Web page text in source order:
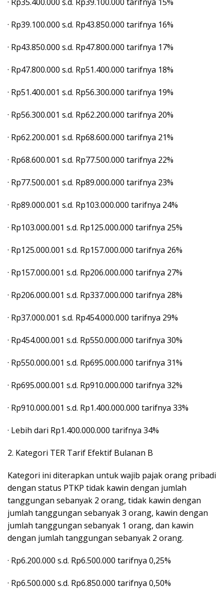
· Rp39.100.000 s.d. Rp43.850.000 tarifnya 16%
· Rp43.850.000 s.d. Rp47.800.000 tarifnya 17%
· Rp47.800.000 s.d. Rp51.400.000 tarifnya 18%
· Rp51.400.001 s.d. Rp56.300.000 tarifnya 19%
· Rp56.300.001 s.d. Rp62.200.000 tarifnya 20%
· Rp62.200.001 s.d. Rp68.600.000 tarifnya 21%
· Rp68.600.001 s.d. Rp77.500.000 tarifnya 22%
· Rp77.500.001 s.d. Rp89.000.000 tarifnya 23%
· Rp89.000.001 s.d. Rp103.000.000 tarifnya 24%
· Rp103.000.001 s.d. Rp125.000.000 tarifnya 25%
· Rp125.000.001 s.d. Rp157.000.000 tarifnya 26%
· Rp157.000.001 s.d. Rp206.000.000 tarifnya 27%
· Rp206.000.001 s.d. Rp337.000.000 tarifnya 28%
· Rp37.000.001 s.d. Rp454.000.000 tarifnya 29%
· Rp454.000.001 s.d. Rp550.000.000 tarifnya 30%
· Rp550.000.001 s.d. Rp695.000.000 tarifnya 31%
· Rp695.000.001 s.d. Rp910.000.000 tarifnya 32%
· Rp910.000.001 s.d. Rp1.400.000.000 tarifnya 33%
· Lebih dari Rp1.400.000.000 tarifnya 34%
2. Kategori TER Tarif Efektif Bulanan B
Kategori ini diterapkan untuk wajib pajak orang pribadi
dengan status PTKP tidak kawin dengan jumlah
tanggungan sebanyak 2 orang, tidak kawin dengan
jumlah tanggungan sebanyak 3 orang, kawin dengan
jumlah tanggungan sebanyak 1 orang, dan kawin
dengan jumlah tanggungan sebanyak 2 orang.
· Rp6.200.000 s.d. Rp6.500.000 tarifnya 0,25%
· Rp6.500.000 s.d. Rp6.850.000 tarifnya 0,50%